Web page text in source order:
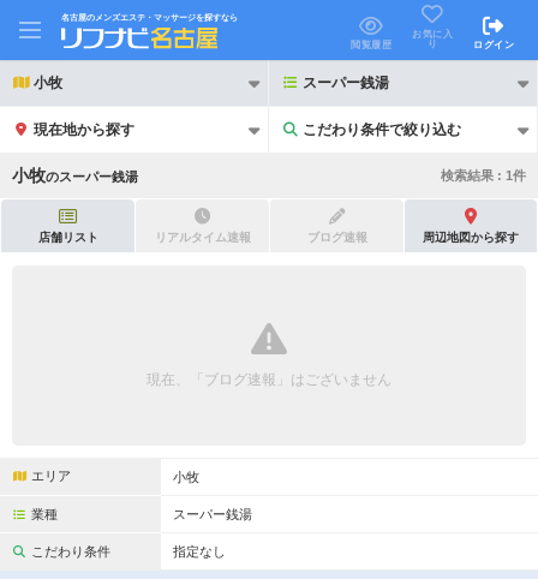
名古屋のメンズエステ・マッサージを探すなら
閲覧履歴
お気に入
り
ログイン
小牧 スーパー銭湯
現在地から探す こだわり条件で絞り込む
こだわり条件で絞り込む
完全個室
小牧のスーパー銭湯 検索結果 : 1件
店舗リスト リアルタイム速報 ブログ速報 周辺地図から探す
現在、「ブログ速報」はございません
エリア 小牧
業種 スーパー銭湯
こだわり条件 指定なし